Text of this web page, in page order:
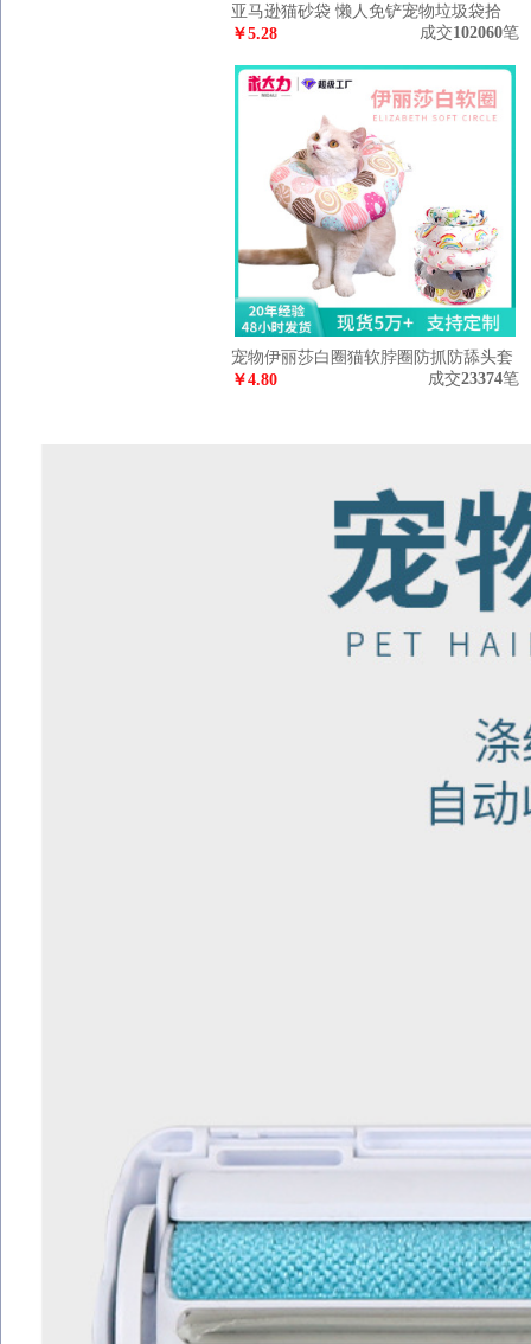
亚马逊猫砂袋 懒人免铲宠物垃圾袋拾
便袋猫屎袋宠物清洁用品批发
￥5.28 成交102060笔
宠物伊丽莎白圈猫软脖圈防抓防舔头套
术后充棉猫项圈宠物项圈跨境
￥4.80 成交23374笔